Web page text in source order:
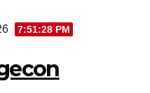
7:51:29 PM